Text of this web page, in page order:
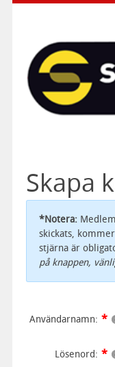
Skapa
*Notera:
skickats,
stjärna är
på knappen,
Användarnamn:
Lösenord: